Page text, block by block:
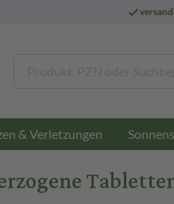
& Verletzungen